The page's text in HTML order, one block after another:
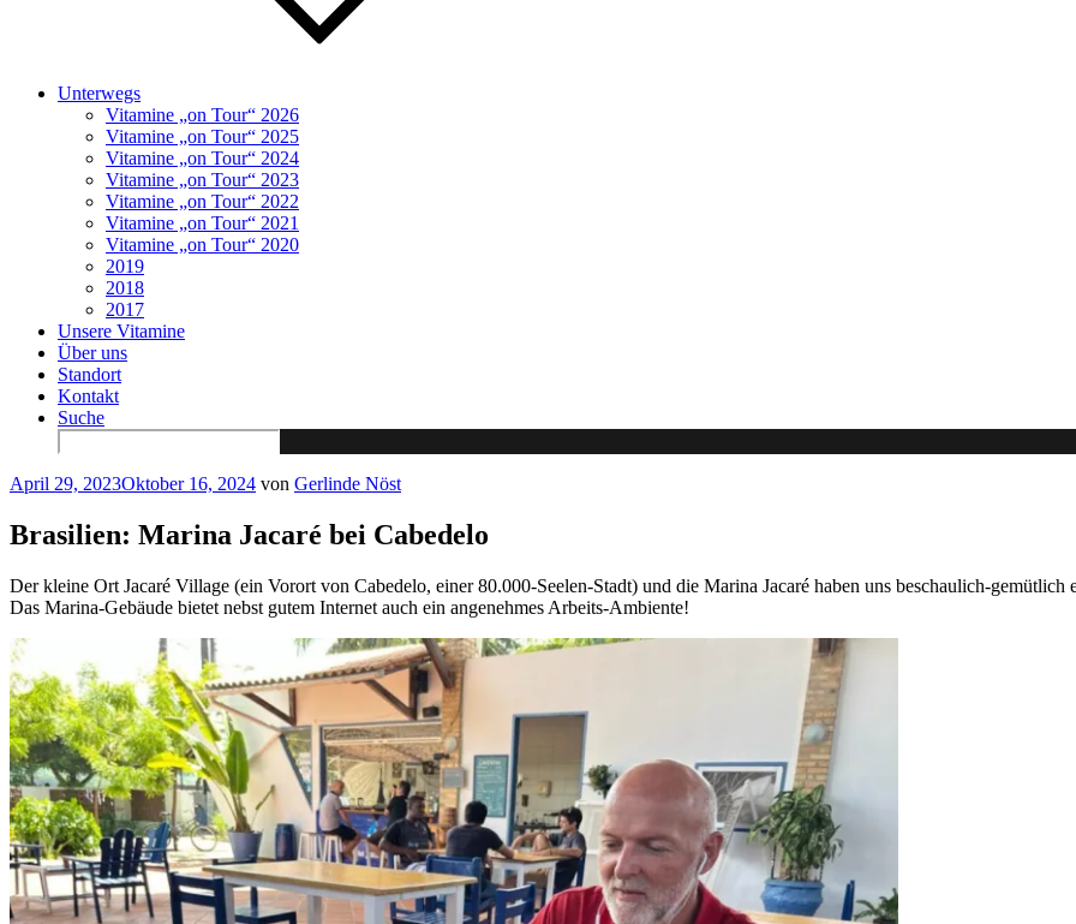
Unterwegs
Vitamine „on Tour“ 2026
Vitamine „on Tour“ 2025
Vitamine „on Tour“ 2024
Vitamine „on Tour“ 2023
Vitamine „on Tour“ 2022
Vitamine „on Tour“ 2021
Vitamine „on Tour“ 2020
2019
2018
2017
Unsere Vitamine
Über uns
Standort
Kontakt
Suche
Search
for:
Veröffentlicht
April 29, 2023Oktober 16, 2024 von Gerlinde Nöst
Brasilien: Marina Jacaré bei Cabedelo
Der kleine Ort Jacaré Village (ein Vorort von Cabedelo, einer 80.000-Seelen-Stadt) und die Marina Jacaré haben uns beschaulich-gemütlich
Das Marina-Gebäude bietet nebst gutem Internet auch ein angenehmes Arbeits-Ambiente!